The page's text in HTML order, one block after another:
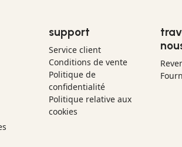
support
Service client
Conditions de vente
Politique de
confidentialité
Politique relative aux
cookies